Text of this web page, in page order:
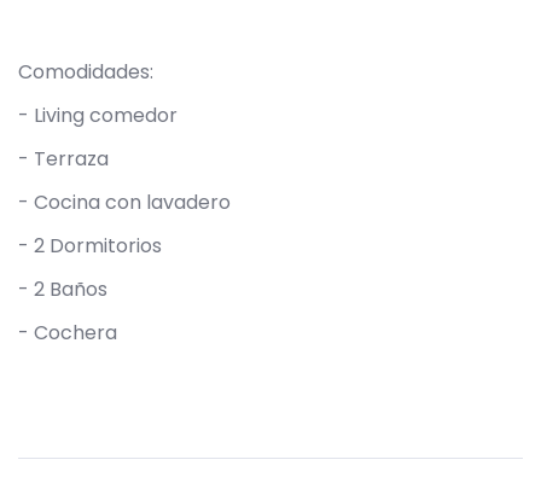
Comodidades:
- Living comedor
- Terraza
- Cocina con lavadero
- 2 Dormitorios
- 2 Baños
- Cochera